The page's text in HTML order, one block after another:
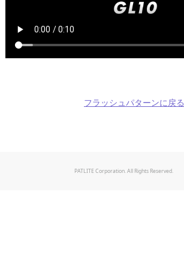
フラッシュパターンに戻る
PATLITE Corporation. All Rights Reserved.